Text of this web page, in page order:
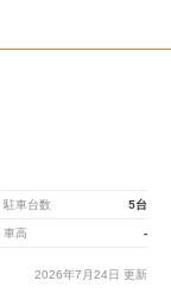
駐車台数 5台
車高 -
2026年7月24日 更新